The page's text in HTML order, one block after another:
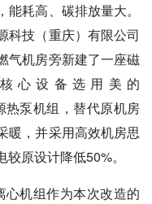
耗高、碳排放量大。
科技（重庆）有限公司
气机房旁新建了一座磁
心设备选用美的
热泵机组，替代原机房
暖，并采用高效机房思
原设计降低50%。
机组作为本次改造的